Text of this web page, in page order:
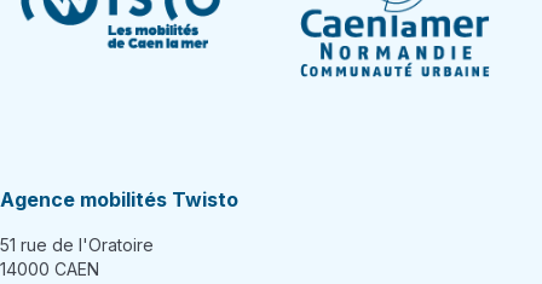
Agence mobilités Twisto
51 rue de l'Oratoire
14000 CAEN